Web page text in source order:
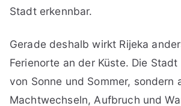
Stadt erkennbar.
Gerade deshalb wirkt Rijeka
Ferienorte an der Küste. Die
von Sonne und Sommer, sondern
Machtwechseln, Aufbruch und